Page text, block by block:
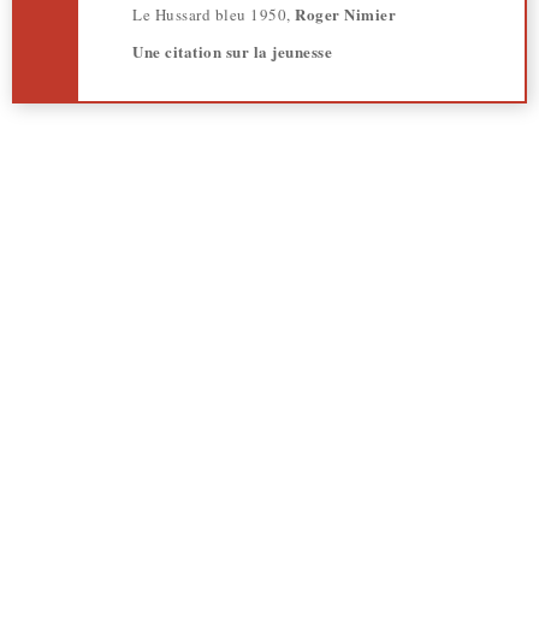
Le Hussard bleu 1950, Roger Nimier
Une citation sur la jeunesse